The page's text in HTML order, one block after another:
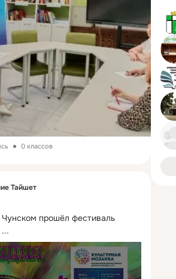
0 классов
Тайшет
Чунском прошёл фестиваль
...